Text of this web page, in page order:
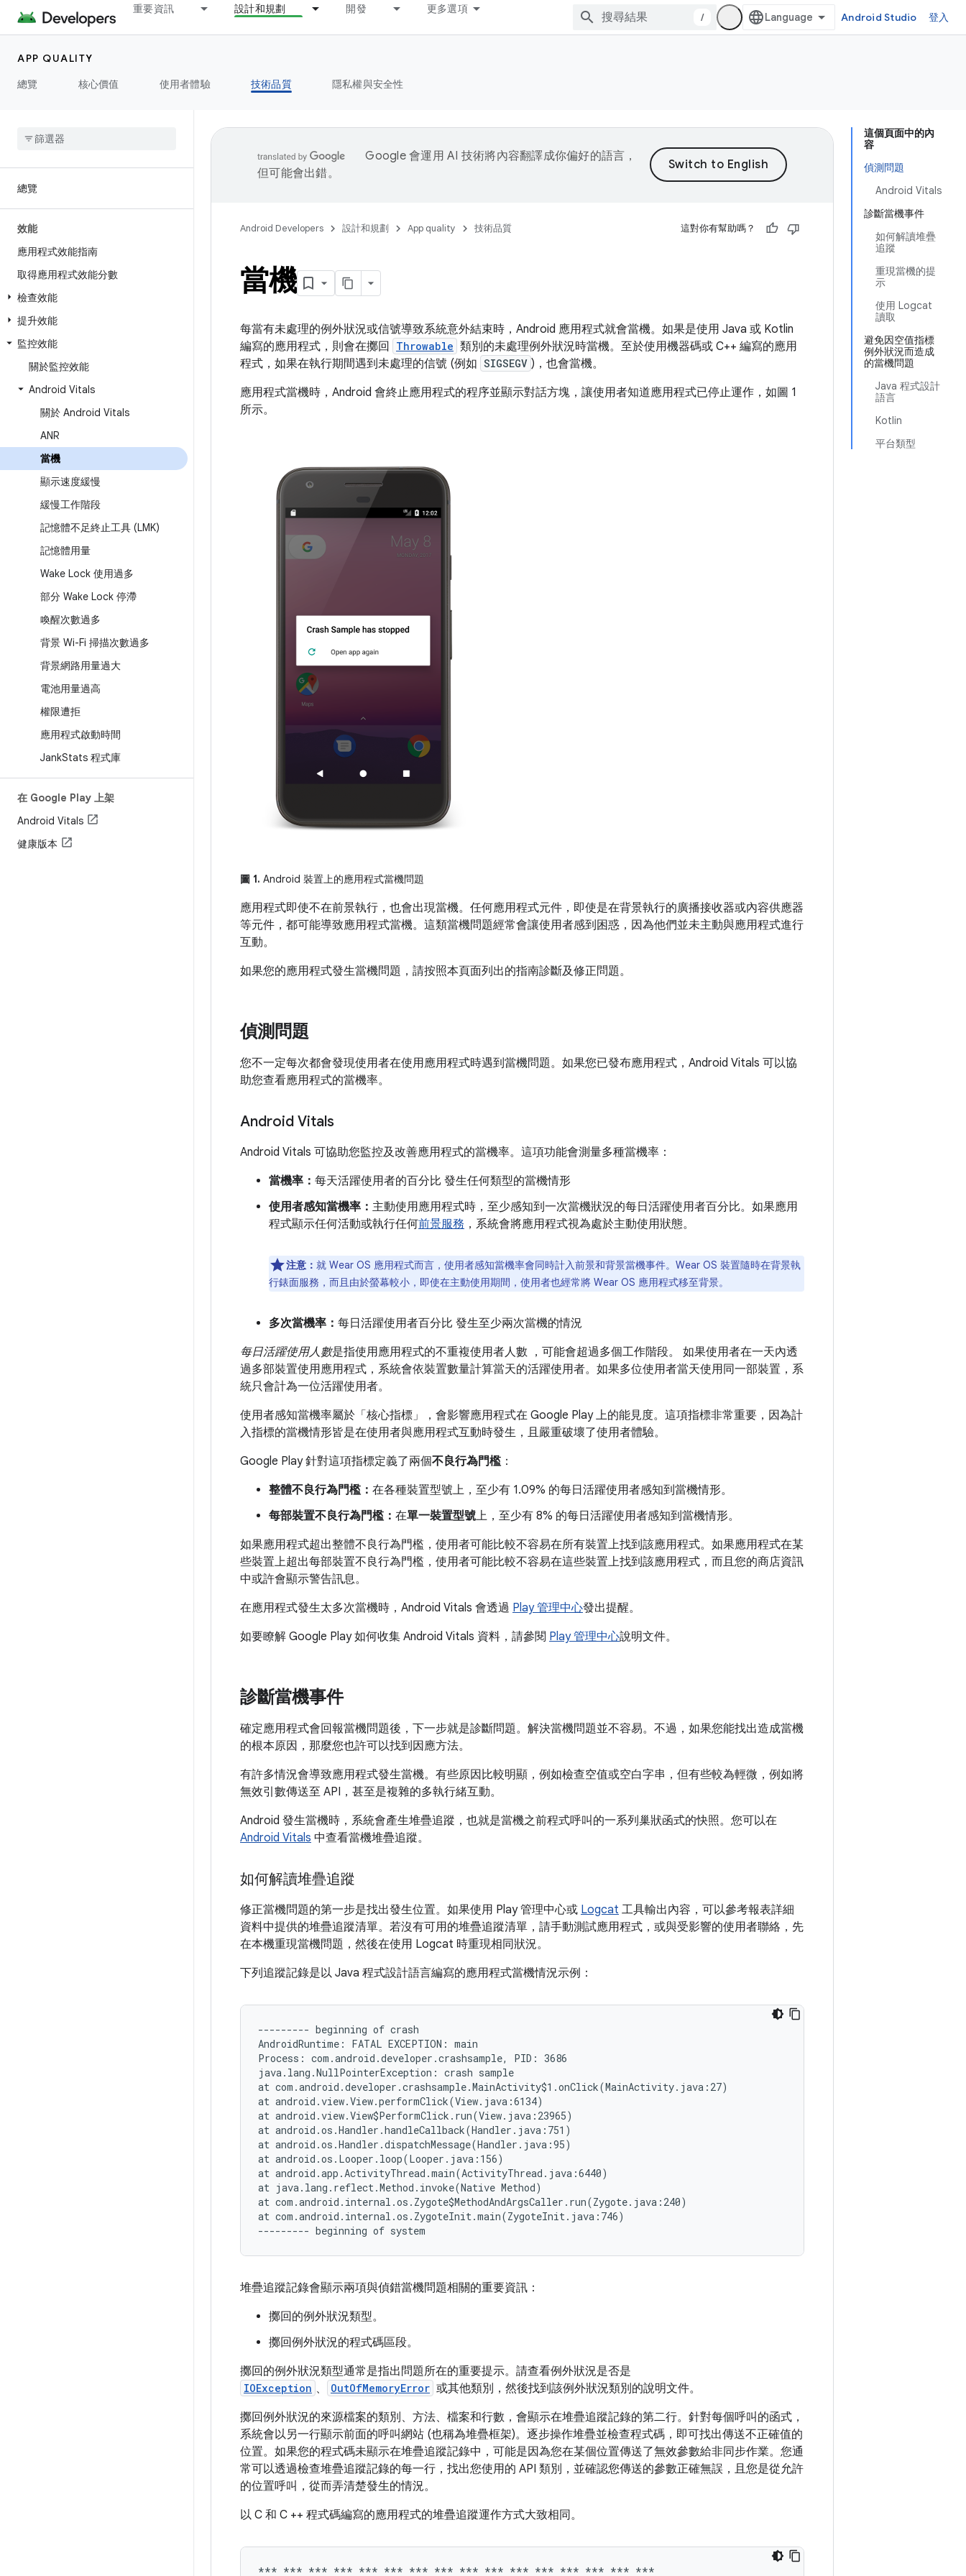
重要資訊 設計和規劃 開發 更多選項
/ Android Studio 登入
APP QUALITY
總覽
核心價值 使用者體驗 技術品質 隱私權與安全性
總覽
效能
應用程式效能指南
取得應用程式效能分數
檢查效能
提升效能
監控效能
關於監控效能
Android Vitals
關於 Android Vitals
ANR
當機
顯示速度緩慢
緩慢工作階段
記憶體不足終止工具 (LMK)
記憶體用量
Wake Lock 使用過多
部分 Wake Lock 停滯
喚醒次數過多
背景 Wi-Fi 掃描次數過多
背景網路用量過大
電池用量過高
權限遭拒
應用程式啟動時間
JankStats 程式庫
在 Google Play 上架
Android Vitals
健康版本
這個頁面中的內
容
偵測問題
Android Vitals
診斷當機事件
如何解讀堆疊
追蹤
重現當機的提
示
使用 Logcat
讀取
避免因空值指標
例外狀況而造成
的當機問題
Java 程式設計
語言
Kotlin
平台類型
Google 會運用 AI 技術將內容翻譯成你偏好的語言，
但可能會出錯。
Android Developers 設計和規劃 App quality 技術品質 這對你有幫助嗎？
當機
每當有未處理的例外狀況或信號導致系統意外結束時，Android 應用程式就會當機。如果是使用 Java 或 Kotlin
編寫的應用程式，則會在擲回
Throwable 類別的未處理例外狀況時當機。至於使用機器碼或 C++ 編寫的應用
程式，如果在執行期間遇到未處理的信號 (例如 SIGSEGV )，也會當機。
應用程式當機時，Android 會終止應用程式的程序並顯示對話方塊，讓使用者知道應用程式已停止運作，如圖 1
所示。
圖 1. Android 裝置上的應用程式當機問題
應用程式即使不在前景執行，也會出現當機。任何應用程式元件，即使是在背景執行的廣播接收器或內容供應器
等元件，都可能導致應用程式當機。這類當機問題經常會讓使用者感到困惑，因為他們並未主動與應用程式進行
互動。
如果您的應用程式發生當機問題，請按照本頁面列出的指南診斷及修正問題。
偵測問題
您不一定每次都會發現使用者在使用應用程式時遇到當機問題。如果您已發布應用程式，Android Vitals 可以協
助您查看應用程式的當機率。
Android Vitals
Android Vitals 可協助您監控及改善應用程式的當機率。這項功能會測量多種當機率：
當機率： 每天活躍使用者的百分比 發生任何類型的當機情形
使用者感知當機率： 主動使用應用程式時，至少感知到一次當機狀況的每日活躍使用者百分比。如果應用
程式顯示任何活動或執行任何前景服務 ，系統會將應用程式視為處於主動使用狀態。
注意： 就 Wear OS 應用程式而言，使用者感知當機率會同時計入前景和背景當機事件。Wear OS 裝置隨時在背景執
行錶面服務，而且由於螢幕較小，即使在主動使用期間，使用者也經常將 Wear OS 應用程式移至背景。
多次當機率： 每日活躍使用者百分比 發生至少兩次當機的情況
每日活躍使用人數是指使用應用程式的不重複使用者人數 ，可能會超過多個工作階段。 如果使用者在一天內透
過多部裝置使用應用程式，系統會依裝置數量計算當天的活躍使用者。如果多位使用者當天使用同一部裝置，系
統只會計為一位活躍使用者。
使用者感知當機率屬於「核心指標」
，會影響應用程式在 Google Play 上的能見度。這項指標非常重要，因為計
入指標的當機情形皆是在使用者與應用程式互動時發生，且嚴重破壞了使用者體驗。
Google Play 針對這項指標定義了兩個不良行為門檻 ：
整體不良行為門檻： 在各種裝置型號上，至少有 1.09% 的每日活躍使用者感知到當機情形。
每部裝置不良行為門檻： 在單一裝置型號上，至少有 8% 的每日活躍使用者感知到當機情形。
如果應用程式超出整體不良行為門檻，使用者可能比較不容易在所有裝置上找到該應用程式。如果應用程式在某
些裝置上超出每部裝置不良行為門檻，使用者可能比較不容易在這些裝置上找到該應用程式，而且您的商店資訊
中或許會顯示警告訊息。
在應用程式發生太多次當機時，Android Vitals 會透過 Play 管理中心發出提醒。
如要瞭解 Google Play 如何收集 Android Vitals 資料，請參閱 Play 管理中心說明文件。
診斷當機事件
確定應用程式會回報當機問題後，下一步就是診斷問題。解決當機問題並不容易。不過，如果您能找出造成當機
的根本原因，那麼您也許可以找到因應方法。
有許多情況會導致應用程式發生當機。有些原因比較明顯，例如檢查空值或空白字串，但有些較為輕微，例如將
無效引數傳送至 API，甚至是複雜的多執行緒互動。
Android 發生當機時，系統會產生堆疊追蹤，也就是當機之前程式呼叫的一系列巢狀函式的快照。您可以在
Android Vitals 中查看當機堆疊追蹤。
如何解讀堆疊追蹤
修正當機問題的第一步是找出發生位置。如果使用 Play 管理中心或 Logcat 工具輸出內容，可以參考報表詳細
資料中提供的堆疊追蹤清單。若沒有可用的堆疊追蹤清單，請手動測試應用程式，或與受影響的使用者聯絡，先
在本機重現當機問題，然後在使用 Logcat 時重現相同狀況。
下列追蹤記錄是以 Java 程式設計語言編寫的應用程式當機情況示例：
--------- beginning of crash
AndroidRuntime: FATAL EXCEPTION: main
Process: com.android.developer.crashsample, PID: 3686
java.lang.NullPointerException: crash sample
at com.android.developer.crashsample.MainActivity$1.onClick(MainActivity.java:27)
at android.view.View.performClick(View.java:6134)
at android.view.View$PerformClick.run(View.java:23965)
at android.os.Handler.handleCallback(Handler.java:751)
at android.os.Handler.dispatchMessage(Handler.java:95)
at android.os.Looper.loop(Looper.java:156)
at android.app.ActivityThread.main(ActivityThread.java:6440)
at java.lang.reflect.Method.invoke(Native Method)
at com.android.internal.os.Zygote$MethodAndArgsCaller.run(Zygote.java:240)
at com.android.internal.os.ZygoteInit.main(ZygoteInit.java:746)
堆疊追蹤記錄會顯示兩項與偵錯當機問題相關的重要資訊：
擲回的例外狀況類型。
擲回例外狀況的程式碼區段。
擲回的例外狀況類型通常是指出問題所在的重要提示。請查看例外狀況是否是
IOException 、 OutOfMemoryError 或其他類別，然後找到該例外狀況類別的說明文件。
擲回例外狀況的來源檔案的類別、方法、檔案和行數，會顯示在堆疊追蹤記錄的第二行。針對每個呼叫的函式，
系統會以另一行顯示前面的呼叫網站 (也稱為堆疊框架)。逐步操作堆疊並檢查程式碼，即可找出傳送不正確值的
位置。如果您的程式碼未顯示在堆疊追蹤記錄中，可能是因為您在某個位置傳送了無效參數給非同步作業。您通
常可以透過檢查堆疊追蹤記錄的每一行，找出您使用的 API 類別，並確認您傳送的參數正確無誤，且您是從允許
的位置呼叫，從而弄清楚發生的情況。
以 C 和 C ++ 程式碼編寫的應用程式的堆疊追蹤運作方式大致相同。
*** *** *** *** *** *** *** *** *** *** *** *** *** *** *** ***